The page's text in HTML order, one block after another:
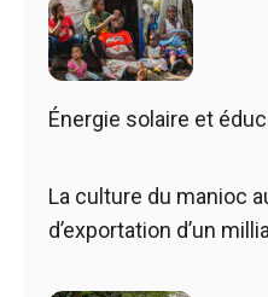
Énergie solaire et
La culture du manioc
d’exportation d’un